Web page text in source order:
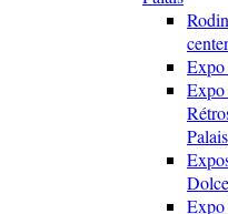
Palais
Expo